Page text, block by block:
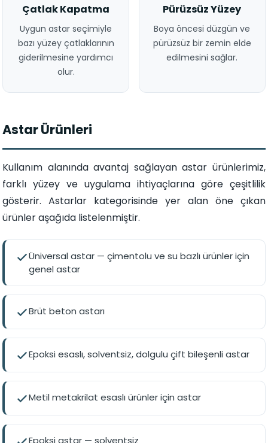
Çatlak Kapatma
Uygun astar seçimiyle
bazı yüzey çatlaklarının
giderilmesine yardımcı
olur.
Pürüzsüz Yüzey
Boya öncesi düzgün ve
pürüzsüz bir zemin elde
edilmesini sağlar.
Astar Ürünleri
Kullanım alanında avantaj sağlayan astar ürünlerimiz,
farklı yüzey ve uygulama ihtiyaçlarına göre çeşitlilik
gösterir. Astarlar kategorisinde yer alan öne çıkan
ürünler aşağıda listelenmiştir.
Üniversal astar — çimentolu ve su bazlı ürünler için
genel astar
Brüt beton astarı
Epoksi esaslı, solventsiz, dolgulu çift bileşenli astar
Metil metakrilat esaslı ürünler için astar
Epoksi astar — solventsiz